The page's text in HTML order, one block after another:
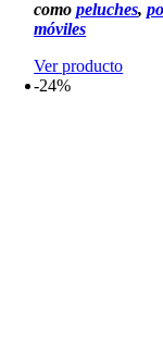
comopeluches,
móviles
Ver producto
-24%